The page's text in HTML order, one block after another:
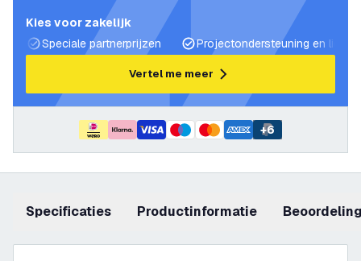
Kies voor zakelijk
Speciale partnerprijzen
Projectondersteuning en
Vertel me meer
+6
Specificaties productinformatie